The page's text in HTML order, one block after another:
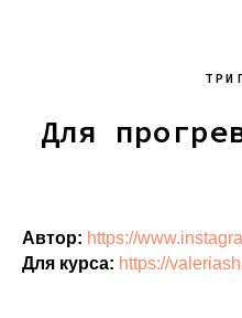
Для
Автор: https://
Для курса: https://